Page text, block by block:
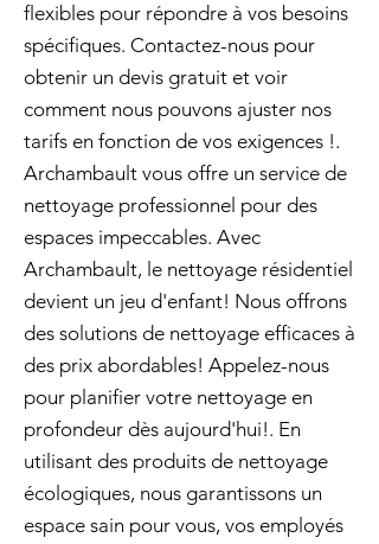
flexibles pour répondre à vos besoins
spécifiques. Contactez-nous pour
obtenir un devis gratuit et voir
comment nous pouvons ajuster nos
tarifs en fonction de vos exigences !.
Archambault vous offre un service de
nettoyage professionnel pour des
espaces impeccables. Avec
Archambault, le nettoyage résidentiel
devient un jeu d'enfant! Nous offrons
des solutions de nettoyage efficaces à
des prix abordables! Appelez-nous
pour planifier votre nettoyage en
profondeur dès aujourd'hui!. En
utilisant des produits de nettoyage
écologiques, nous garantissons un
espace sain pour vous, vos employés